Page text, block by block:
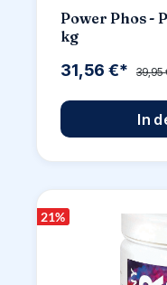
Power Phos -
kg
31,56 €* 39,95
In
21%